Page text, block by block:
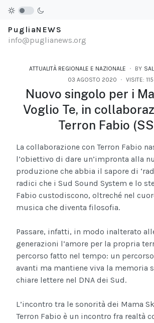
PugliaNEWS
info@puglianews.org
ATTUALITÀ REGIONALE E NAZIONALE BY
03 AGOSTO 2020
VISITE:
Nuovo singolo per i
Voglio Te, in
Terron Fabio
La collaborazione con Terron Fabio
l’obiettivo di dare un’impronta alla
produzione che abbia il sapore di
radici che i Sud Sound System e lo
Fabio custodiscono, oltreché nel
musica che diventa filosofia.
Passare, infatti, in modo inalterato
generazioni l’amore per la propria
percorso fatto nel tempo: un
avanti ma mantiene viva la memoria
chiare lettere nel DNA dei Sud.
L’incontro tra le sonorità dei Mama
Terron Fabio è un incontro fra realtà